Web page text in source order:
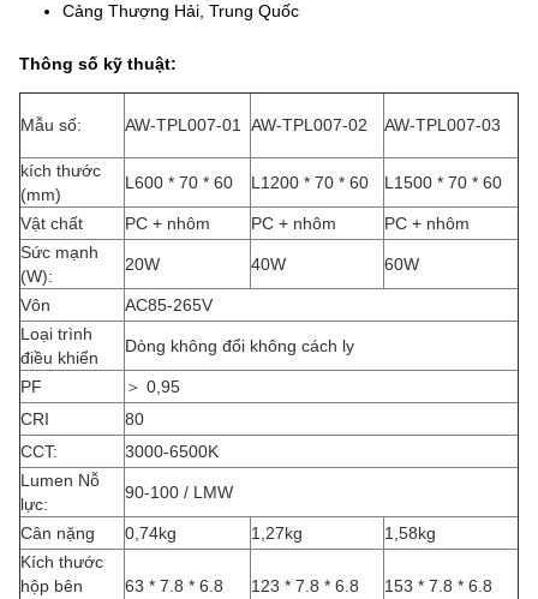
Cảng Thượng Hải, Trung Quốc
Thông số kỹ thuật:
Mẫu số: AW-TPL007-01 AW-TPL007-02 AW-TPL007-03
kích thước
(mm)
L600 * 70 * 60 L1200 * 70 * 60 L1500 * 70 * 60
Vật chất PC + nhôm PC + nhôm
PC + nhôm
Sức mạnh
(W):
20W 40W 60W
Vôn
AC85-265V
Loại trình
điều khiển
Dòng không đổi không cách ly
PF
＞ 0,95
CRI
80
CCT:
3000-6500K
Lumen Nỗ
lực:
90-100 / LMW
Cân nặng 0,74kg 1,27kg
1,58kg
Kích thước
hộp bên
63 * 7.8 * 6.8 123 * 7.8 * 6.8 153 * 7.8 * 6.8